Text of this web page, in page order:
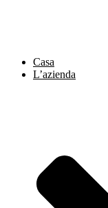
Casa
L’azienda